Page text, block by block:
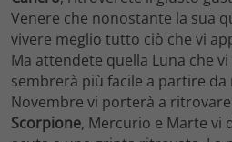
Venere che nonostante la sua
vivere meglio tutto ciò che vi
Ma attendete quella Luna che
sembrerà più facile a partire da
Novembre vi porterà a
Scorpione, Mercurio e Marte vi